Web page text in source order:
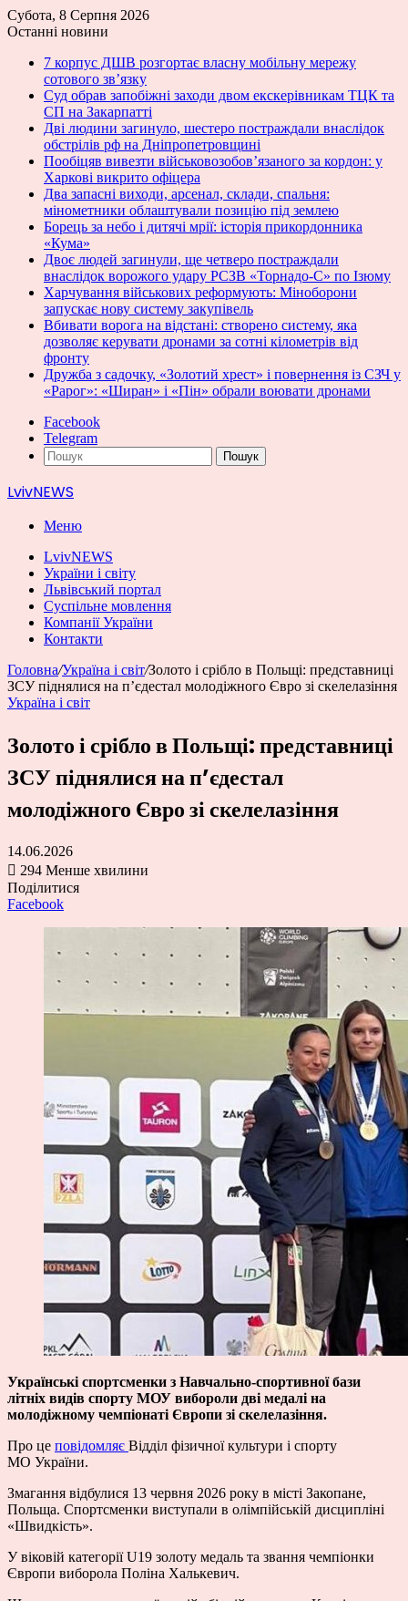
Субота, 8 Серпня 2026
Останні новини
7 корпус ДШВ розгортає власну мобільну мережу
сотового зв’язку
Суд обрав запобіжні заходи двом екскерівникам ТЦК та
СП на Закарпатті
Дві людини загинуло, шестеро постраждали внаслідок
обстрілів рф на Дніпропетровщині
Пообіцяв вивезти військовозобов’язаного за кордон: у
Харкові викрито офіцера
Два запасні виходи, арсенал, склади, спальня:
мінометники облаштували позицію під землею
Борець за небо і дитячі мрії: історія прикордонника
«Кума»
Двоє людей загинули, ще четверо постраждали
внаслідок ворожого удару РСЗВ «Торнадо-С» по Ізюму
Харчування військових реформують: Міноборони
запускає нову систему закупівель
Вбивати ворога на відстані: створено систему, яка
дозволяє керувати дронами за сотні кілометрів від
фронту
Дружба з садочку, «Золотий хрест» і повернення із СЗЧ у
«Рарог»: «Ширан» і «Пін» обрали воювати дронами
Facebook
Telegram
Пошук
LvivNEWS
Меню
LvivNEWS
України і світу
Львівський портал
Суспільне мовлення
Компанії України
Контакти
Головна/Україна і світ/Золото і срібло в Польщі: представниці
ЗСУ піднялися на п’єдестал молодіжного Євро зі скелелазіння
Україна і світ
Золото і срібло в Польщі: представниці
ЗСУ піднялися на п’єдестал
молодіжного Євро зі скелелазіння
14.06.2026
294 Менше хвилини
Поділитися
Facebook
Українські спортсменки з Навчально-спортивної бази
літніх видів спорту МОУ вибороли дві медалі на
молодіжному чемпіонаті Європи зі скелелазіння.
Про це повідомляє Відділ фізичної культури і спорту
МО України.
Змагання відбулися 13 червня 2026 року в місті Закопане,
Польща. Спортсменки виступали в олімпійській дисципліні
«Швидкість».
У віковій категорії U19 золоту медаль та звання чемпіонки
Європи виборола Поліна Халькевич.